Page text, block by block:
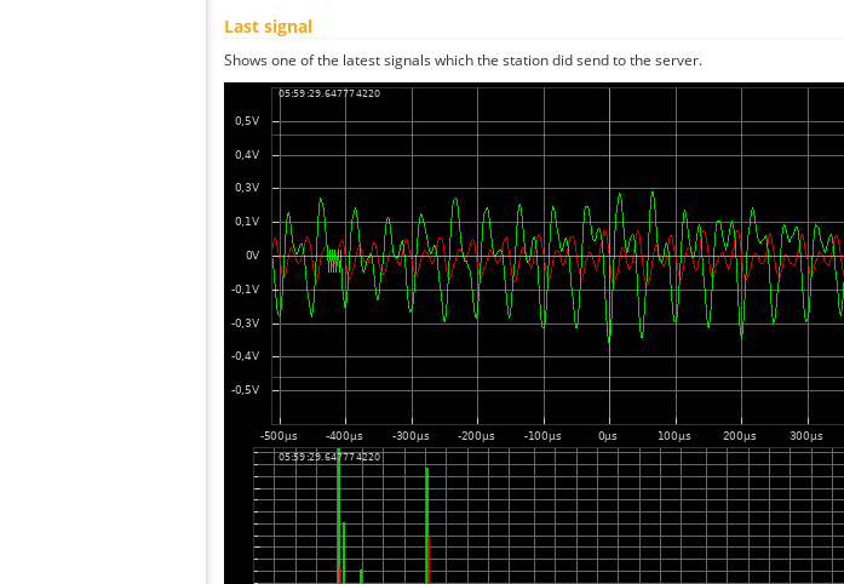
Last signal
Shows one of the latest signals which the station did send to the server.